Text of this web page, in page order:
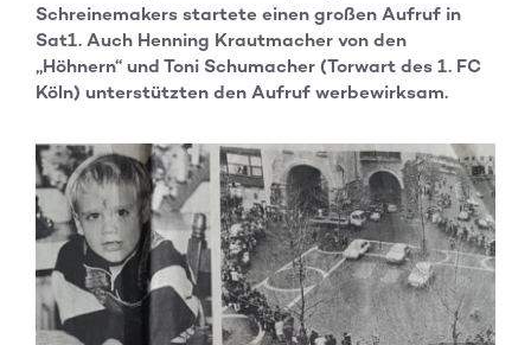
Schreinemakers startete einen großen Aufruf in
Sat1. Auch Henning Krautmacher von den
„Höhnern“ und Toni Schumacher (Torwart des 1. FC
Köln) unterstützten den Aufruf werbewirksam.